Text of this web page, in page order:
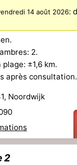
14 août 2026:
2.
±1,6 km.
après consultation.
Noordwijk
2